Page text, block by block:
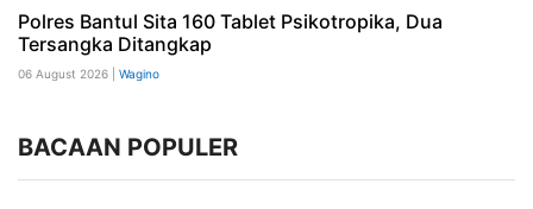
Polres Bantul Sita 160 Tablet Psikotropika, Dua
Tersangka Ditangkap
06 August 2026 | Wagino
BACAAN POPULER